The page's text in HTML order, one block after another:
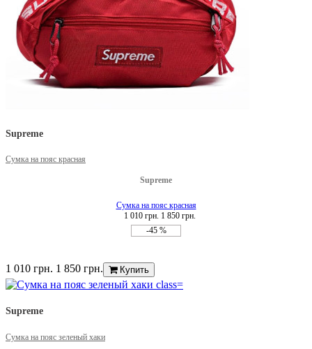
Supreme
Сумка на пояс красная
Supreme
Сумка на пояс красная
1 010 грн. 1 850 грн.
-45 %
1 010 грн. 1 850 грн. Купить
Supreme
Сумка на пояс зеленый хаки